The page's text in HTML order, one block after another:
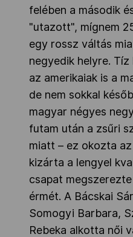
felében a második
"utazott", mígnem
egy rossz váltás
negyedik helyre.
az amerikaiak is a
de nem sokkal
magyar négyes
futam után a zsűri
miatt – ez okozta
kizárta a lengyel
csapat
érmét. A Bácskai
Somogyi Barbara,
Rebeka alkotta női